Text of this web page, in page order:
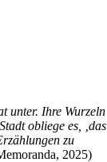
unter. Ihre Wurzeln
obliege es, ‚das
zu
2025)